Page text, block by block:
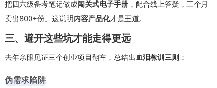
把四六级备考笔记做成闯关式电子手册 ，配合线上答疑，三个月
卖出800+份。这说明内容产品化才是王道。
三、避开这些坑才能走得更远
去年亲眼见证三个创业项目翻车，总结出血泪教训三则 ：
伪需求陷阱